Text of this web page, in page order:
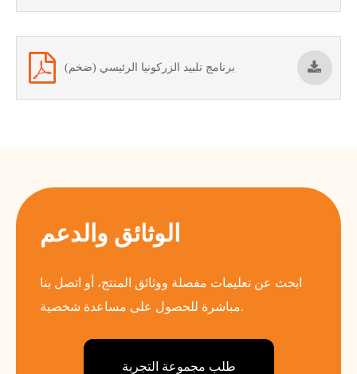
برنامج تلبيد الزركونيا الرئيسي (ضخم)
الوثائق والدعم
ابحث عن تعليمات مفصلة ووثائق المنتج، أو اتصل بنا
مباشرة للحصول على مساعدة شخصية.
طلب مجموعة التجربة